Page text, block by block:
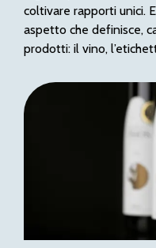
coltivare rapporti unici.
aspetto che definisce,
prodotti: il vino,